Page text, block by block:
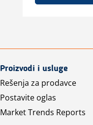
Proizvodi i usluge
Rešenja za prodavce
Postavite oglas
Market Trends Reports